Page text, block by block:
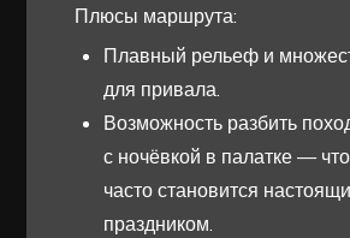
Плюсы маршрута:
Плавный рельеф и
для привала.
Возможность разбить
с ночёвкой в палатке —
часто становится
праздником.